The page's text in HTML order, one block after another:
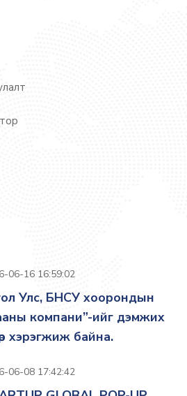
06-16 16:59:02
Улс, БНСУ хоорондын
компани”-ийг дэмжих
хэрэгжиж байна.
06-08 17:42:42